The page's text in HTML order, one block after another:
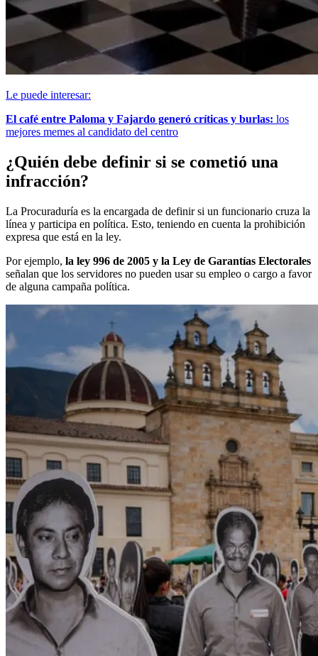
Le puede interesar:
El café entre Paloma y Fajardo generó críticas y burlas: los
mejores memes al candidato del centro
¿Quién debe definir si se cometió una
infracción?
La Procuraduría es la encargada de definir si un funcionario cruza la
línea y participa en política. Esto, teniendo en cuenta la prohibición
expresa que está en la ley.
Por ejemplo, la ley 996 de 2005 y la Ley de Garantías Electorales
señalan que los servidores no pueden usar su empleo o cargo a favor
de alguna campaña política.